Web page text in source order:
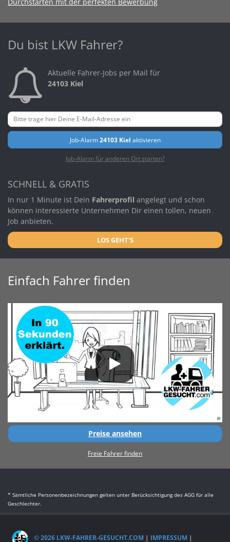
Du bist LKW Fahrer?
Aktuelle Fahrer-Jobs per Mail für
24103 Kiel
Job-Alarm24103 Kiel aktivieren
Job-Alarm für anderen Ort starten?
SCHNELL & GRATIS
In nur 1 Minute ist Dein Fahrerprofil angelegt und schon
können interessierte Unternehmen Dir einen tollen, neuen
Job anbieten.
LOS GEHT'S
Einfach Fahrer finden
Preise ansehen
Freie Fahrer finden
* Sämtliche Personenbezeichnungen gelten unter Berücksichtigung des AGG für alle
Geschlechter.
© 2026 LKW-FAHRER-GESUCHT.COM | IMPRESSUM |